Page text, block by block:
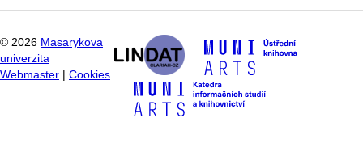
© 2026 Masarykova
univerzita
Webmaster | Cookies